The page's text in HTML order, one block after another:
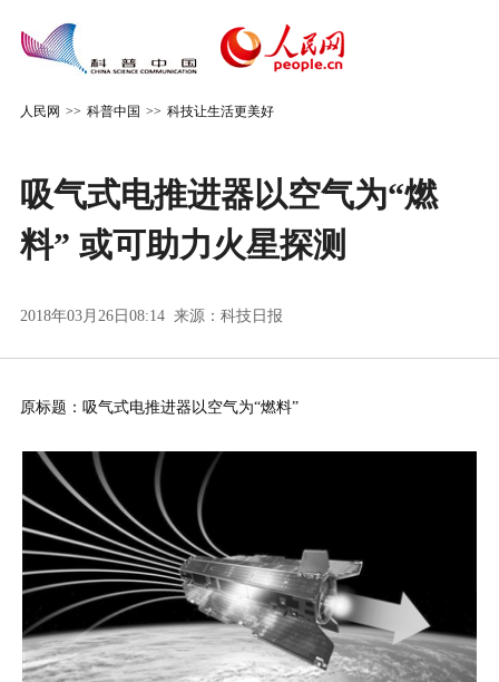
人民网 >> 科普中国 >> 科技让生活更美好
吸气式电推进器以空气为“燃
料” 或可助力火星探测
2018年03月26日08:14 来源： 科技日报
原标题：吸气式电推进器以空气为“燃料”